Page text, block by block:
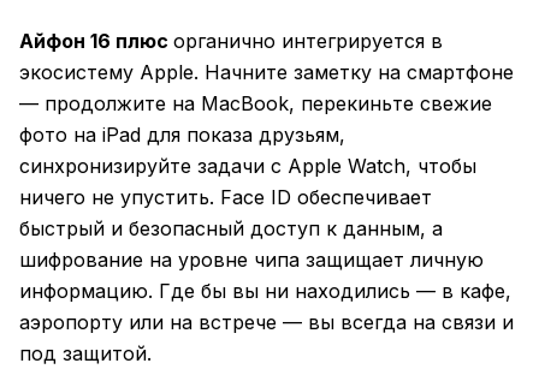
Айфон 16 плюс органично интегрируется в
экосистему Apple. Начните заметку на смартфоне
— продолжите на MacBook, перекиньте свежие
фото на iPad для показа друзьям,
синхронизируйте задачи с Apple Watch, чтобы
ничего не упустить. Face ID обеспечивает
быстрый и безопасный доступ к данным, а
шифрование на уровне чипа защищает личную
информацию. Где бы вы ни находились — в кафе,
аэропорту или на встрече — вы всегда на связи и
под защитой.